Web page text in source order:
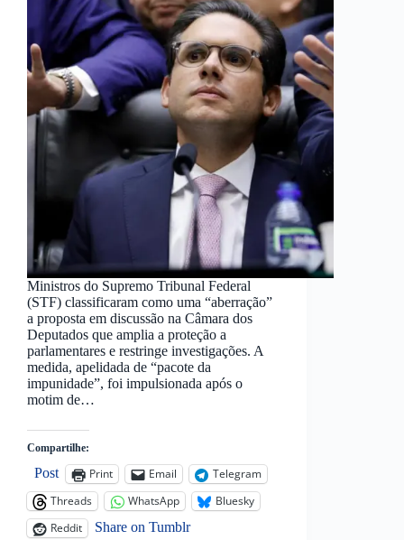
Ministros do Supremo Tribunal Federal
(STF) classificaram como uma “aberração”
a proposta em discussão na Câmara dos
Deputados que amplia a proteção a
parlamentares e restringe investigações. A
medida, apelidada de “pacote da
impunidade”, foi impulsionada após o
motim de…
Compartilhe:
Post Print Email
Telegram
Threads
WhatsApp
Bluesky
Reddit
Share on Tumblr